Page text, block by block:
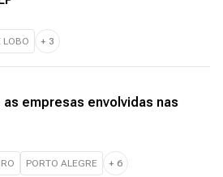
LOBO + 3
as empresas envolvidas nas
PORTO ALEGRE + 6